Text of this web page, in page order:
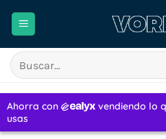
Buscar
por: